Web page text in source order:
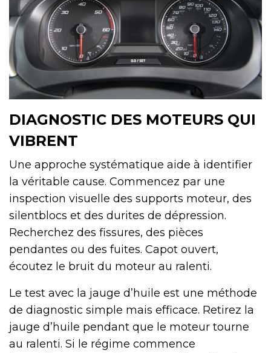
DIAGNOSTIC DES MOTEURS QUI
VIBRENT
Une approche systématique aide à identifier
la véritable cause. Commencez par une
inspection visuelle des supports moteur, des
silentblocs et des durites de dépression.
Recherchez des fissures, des pièces
pendantes ou des fuites. Capot ouvert,
écoutez le bruit du moteur au ralenti.
Le test avec la jauge d’huile est une méthode
de diagnostic simple mais efficace. Retirez la
jauge d’huile pendant que le moteur tourne
au ralenti. Si le régime commence